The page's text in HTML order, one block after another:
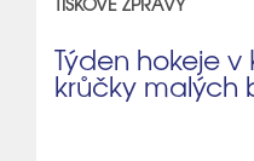
Týden hokeje
krůčky malých